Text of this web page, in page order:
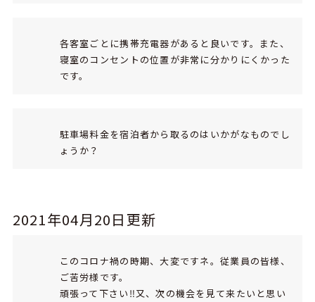
各客室ごとに携帯充電器があると良いです。また、
寝室のコンセントの位置が非常に分かりにくかった
です。
駐車場料金を宿泊者から取るのはいかがなものでし
ょうか？
2021年04月20日更新
このコロナ禍の時期、大変ですネ。従業員の皆様、
ご苦労様です。
頑張って下さい‼又、次の機会を見て来たいと思い